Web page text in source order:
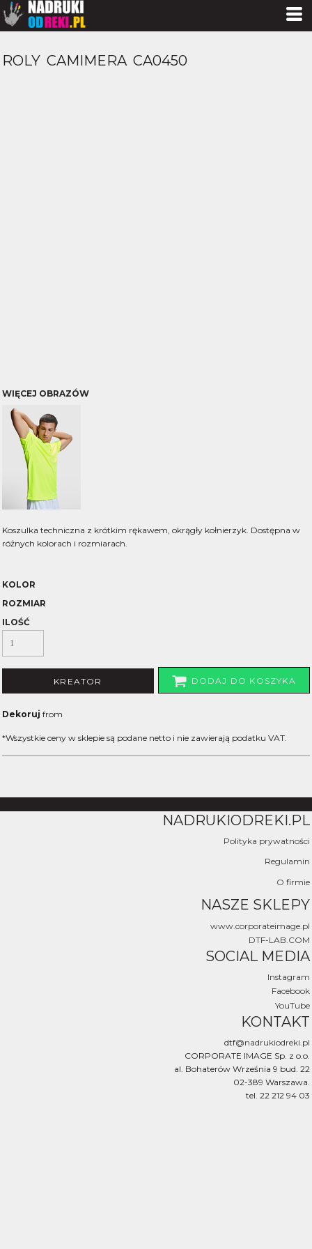
ROLY CAMIMERA CA0450
WIĘCEJ OBRAZÓW
Koszulka techniczna z krótkim rękawem, okrągły kołnierzyk. Dostępna w
różnych kolorach i rozmiarach.
KOLOR
ROZMIAR
ILOŚĆ
KREATOR DODAJ DO KOSZYKA
Dekoruj from
*Wszystkie ceny w sklepie są podane netto i nie zawierają podatku VAT.
NADRUKIODREKI.PL
Polityka prywatności
Regulamin
O firmie
NASZE SKLEPY
www.corporateimage.pl
DTF-LAB.COM
SOCIAL MEDIA
Instagram
Facebook
YouTube
KONTAKT
dtf@nadrukiodreki.pl
CORPORATE IMAGE Sp. z o.o.
al. Bohaterów Września 9 bud. 22
02-389 Warszawa.
tel. 22 212 94 03